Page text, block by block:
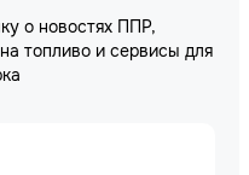
о новостях ППР,
топливо и сервисы для